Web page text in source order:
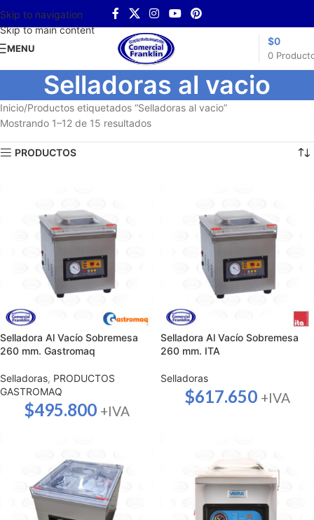
Skip to navigation
Skip to main content
MENU
0
$0
Selladoras al vacio
Inicio Productos etiquetados “Selladoras al vacio”
Mostrando 1–12 de 15 resultados
PRODUCTOS
Selladora Al Vacío Sobremesa
260 mm. Gastromaq
Selladoras, PRODUCTOS
GASTROMAQ
$495.800 +IVA
Selladora Al Vacío Sobremesa
260 mm. ITA
Selladoras
$617.650 +IVA